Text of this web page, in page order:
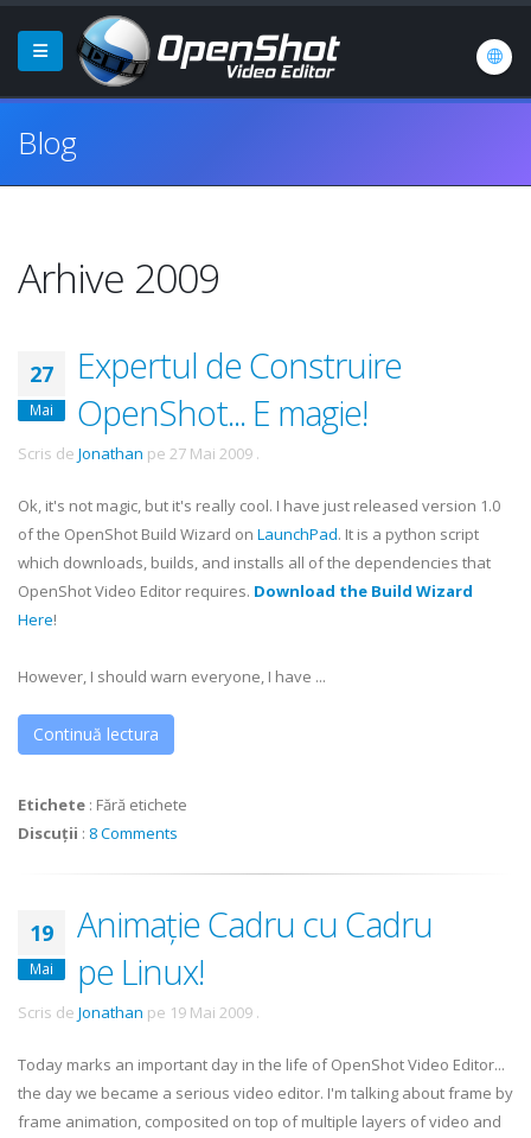
Blog
Arhive 2009
27
Mai
Expertul de Construire
OpenShot... E magie!
Scris de Jonathan pe 27 Mai 2009 .
Ok, it's not magic, but it's really cool. I have just released version 1.0
of the OpenShot Build Wizard on LaunchPad. It is a python script
which downloads, builds, and installs all of the dependencies that
OpenShotVideo Editor requires. Download the Build Wizard
Here!
However, I should warn everyone, I have ...
Continuă lectura
Etichete : Fără etichete
Discuții : 8 Comments
19
Mai
Animație Cadru cu Cadru
pe Linux!
Scris de Jonathan pe 19 Mai 2009 .
Today marks an important day in the life of OpenShot Video Editor...
the day we became a serious video editor. I'm talking about frame by
frame animation, composited on top of multiple layers of video and